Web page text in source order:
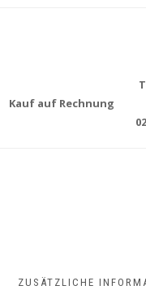
Kauf auf Rechnung
ZUSÄTZLICHE